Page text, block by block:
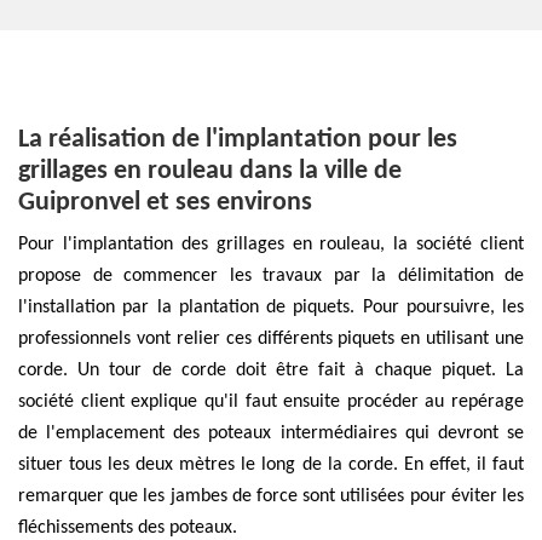
La réalisation de l'implantation pour les
grillages en rouleau dans la ville de
Guipronvel et ses environs
Pour l'implantation des grillages en rouleau, la société client
propose de commencer les travaux par la délimitation de
l'installation par la plantation de piquets. Pour poursuivre, les
professionnels vont relier ces différents piquets en utilisant une
corde. Un tour de corde doit être fait à chaque piquet. La
société client explique qu'il faut ensuite procéder au repérage
de l'emplacement des poteaux intermédiaires qui devront se
situer tous les deux mètres le long de la corde. En effet, il faut
remarquer que les jambes de force sont utilisées pour éviter les
fléchissements des poteaux.